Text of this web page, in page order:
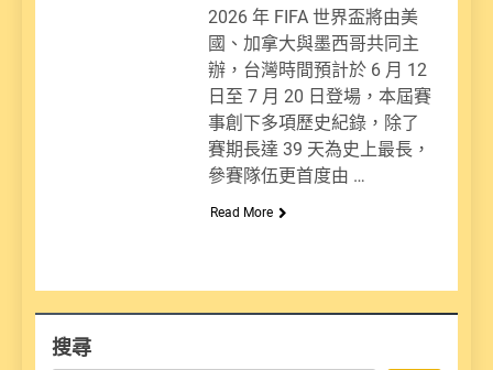
2026 年 FIFA 世界盃將由美
國、加拿大與墨西哥共同主
辦，台灣時間預計於 6 月 12
日至 7 月 20 日登場，本屆賽
事創下多項歷史紀錄，除了
賽期長達 39 天為史上最長，
參賽隊伍更首度由 …
Read More
搜尋